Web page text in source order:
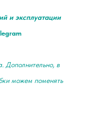
и эксплуатации
Дополнительно, в
можем поменять